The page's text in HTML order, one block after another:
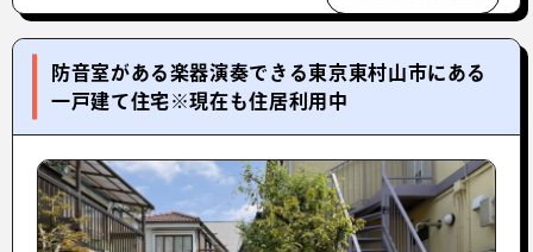
防音室がある楽器演奏できる東京東村山市にある
一戸建て住宅※現在も住居利用中